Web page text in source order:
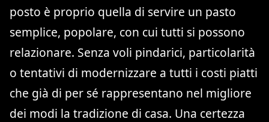
posto è proprio quella di servire un pasto
semplice, popolare, con cui tutti si possono
relazionare. Senza voli pindarici, particolarità
o tentativi di modernizzare a tutti i costi piatti
che già di per sé rappresentano nel migliore
dei modi la tradizione di casa. Una certezza